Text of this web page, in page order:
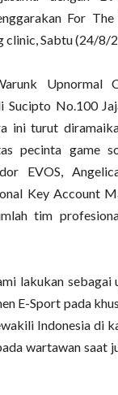
For
clinic, Sabtu (24/8/
Upnormal
Sucipto No.100
ini turut
pecinta game
EVOS,
Key Account
tim
lakukan sebagai
E-Sport pada
Indonesia di
wartawan saat